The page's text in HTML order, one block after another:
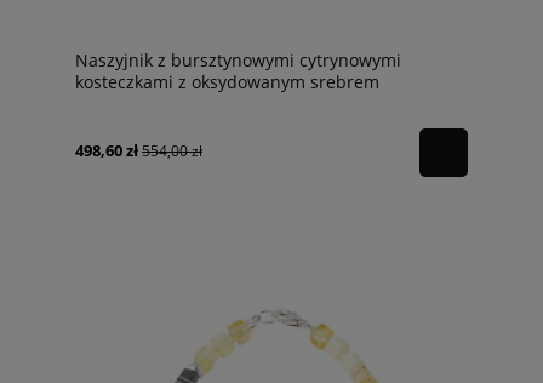
Naszyjnik z bursztynowymi cytrynowymi
kosteczkami z oksydowanym srebrem
498,60 zł554,00 zł